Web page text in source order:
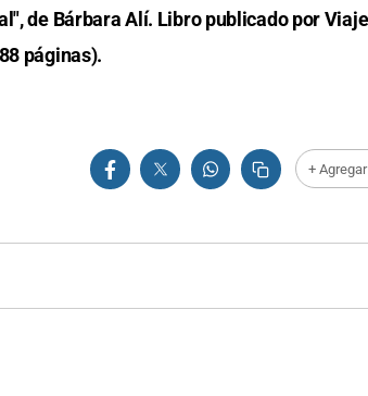
de Bárbara Alí. Libro publicado por
páginas).
+